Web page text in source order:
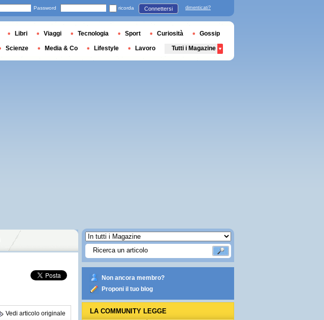
Vedi articolo originale
Non ancora membro?
Proponi il tuo blog
LA COMMUNITY LEGGE
Password ricorda Connettersi dimenticati?
Libri Viaggi Tecnologia Sport Curiosità Gossip
Scienze Media & Co Lifestyle Lavoro Tutti i Magazine